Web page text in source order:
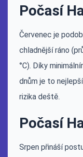
Počasí
Červenec je
chladnější ráno
°C). Díky
dnům je to
rizika deště.
Počasí
Srpen přináší